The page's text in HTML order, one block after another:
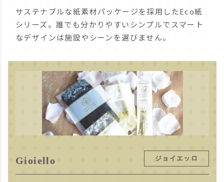
サステナブルな紙素材パッケージを採用したEco紙
シリーズ。誰でも分かりやすいシンプルでスマート
なデザインは施設やシーンを選びません。
Gioiello ジョイエッロ